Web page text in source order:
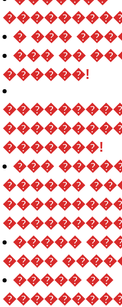
� ���
��� ��
������!
�������!
���
������
�����
����
����� ��